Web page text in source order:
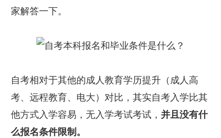
家解答一下。
自考相对于其他的成人教育学历提升（成人高
考、远程教育、电大）对比，其实自考入学比其
他方式入学容易，无入学考试考试， 并且没有什
么报名条件限制。